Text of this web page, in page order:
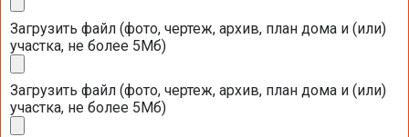
Загрузить файл (фото, чертеж, архив, план дома и (или)
участка, не более 5Мб)
Загрузить файл (фото, чертеж, архив, план дома и (или)
участка, не более 5Мб)
ВОЗДУШНЫЕ ТЕПЛОВЫЕ НАСОСЫ ZUBADAN
ВОЗДУШНЫЕ ТЕПЛОВЫЕ НАСОСЫ DE DIETRICH